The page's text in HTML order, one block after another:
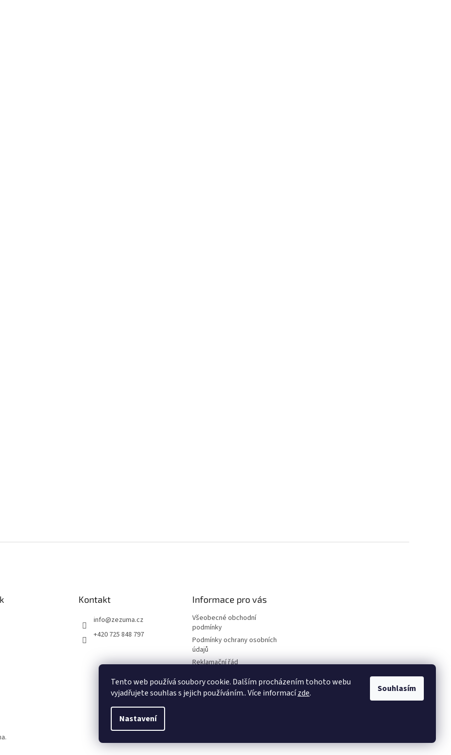
Tento web používá soubory cookie. Dalším procházením tohoto webu
vyjadřujete souhlas s jejich používáním.. Více informacízde.
Nastavení
Souhlasím
Kontakt
info@zezuma.cz
+420 725 848 797
Informace pro vás
Všeobecné obchodní
podmínky
Podmínky ochrany osobních
údajů
Reklamační řád
kupní smlouvy
Napište nám